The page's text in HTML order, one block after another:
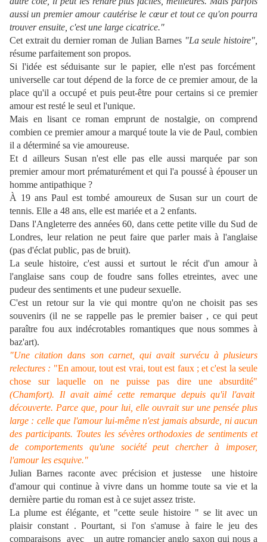
aussi un premier amour cautérise le cœur et tout ce qu'on pourra
trouver ensuite, c'est une large cicatrice."
Cet extrait du dernier roman de Julian Barnes "La seule histoire",
résume parfaitement son propos.
Si l'idée est séduisante sur le papier, elle n'est pas forcément
universelle car tout dépend de la force de ce premier amour, de la
place qu'il a occupé et puis peut-être pour certains si ce premier
amour est resté le seul et l'unique.
Mais en lisant ce roman emprunt de nostalgie, on comprend
combien ce premier amour a marqué toute la vie de Paul, combien
il a déterminé sa vie amoureuse.
Et d ailleurs Susan n'est elle pas elle aussi marquée par son
premier amour mort prématurément et qui l'a poussé à épouser un
homme antipathique ?
À 19 ans Paul est tombé amoureux de Susan sur un court de
tennis. Elle a 48 ans, elle est mariée et a 2 enfants.
Dans l'Angleterre des années 60, dans cette petite ville du Sud de
Londres, leur relation ne peut faire que parler mais à l'anglaise
(pas d'éclat public, pas de bruit).
La seule histoire, c'est aussi et surtout le récit d'un amour à
l'anglaise sans coup de foudre sans folles etreintes, avec une
pudeur des sentiments et une pudeur sexuelle.
C'est un retour sur la vie qui montre qu'on ne choisit pas ses
souvenirs (il ne se rappelle pas le premier baiser , ce qui peut
paraître fou aux indécrotables romantiques que nous sommes à
baz'art).
"Une citation dans son carnet, qui avait survécu à plusieurs
relectures : "En amour, tout est vrai, tout est faux ; et c'est la seule
chose sur laquelle on ne puisse pas dire une absurdité"
(Chamfort). Il avait aimé cette remarque depuis qu'il l'avait
découverte. Parce que, pour lui, elle ouvrait sur une pensée plus
large : celle que l'amour lui-même n'est jamais absurde, ni aucun
des participants. Toutes les sévères orthodoxies de sentiments et
de comportements qu'une société peut chercher à imposer,
l'amour les esquive."
Julian Barnes raconte avec précision et justesse une histoire
d'amour qui continue à vivre dans un homme toute sa vie et la
dernière partie du roman est à ce sujet assez triste.
La plume est élégante, et "cette seule histoire " se lit avec un
plaisir constant .Pourtant, si l'on s'amuse à faire le jeu des
comparaisons avec un autre romancier anglo saxon qui nous a